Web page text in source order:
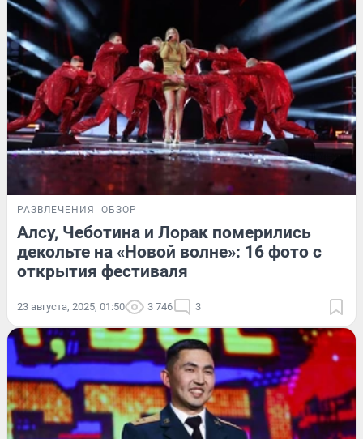
РАЗВЛЕЧЕНИЯ ОБЗОР
Алсу, Чеботина и Лорак померились
декольте на «Новой волне»: 16 фото с
открытия фестиваля
23 августа, 2025, 01:50 3 746 3